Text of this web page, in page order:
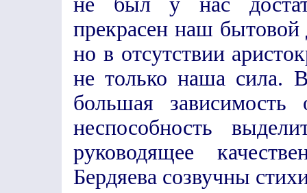
прекрасен наш
но в отсутствии
не только наша сила.
большая
неспособность
руководящее
Бердяева созвучны